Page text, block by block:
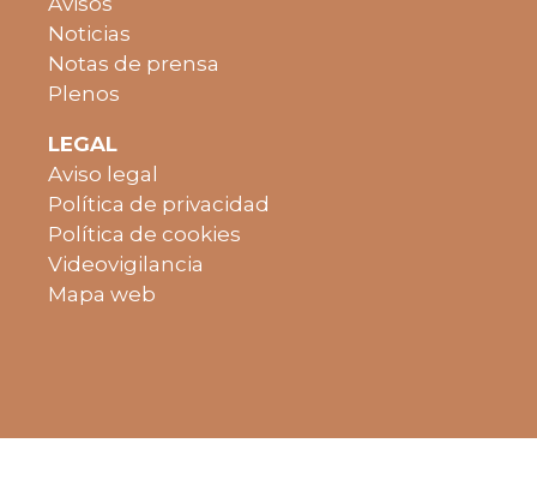
Noticias
Notas de prensa
Plenos
LEGAL
Aviso legal
Política de privacidad
Política de cookies
Videovigilancia
Mapa web